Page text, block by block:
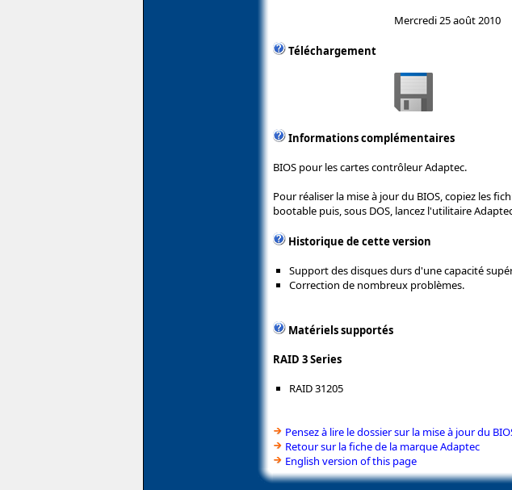
Mercredi 25 août 2010
Téléchargement
Informations complémentaires
BIOS pour les cartes contrôleur Adaptec.
Pour réaliser la mise à jour du BIOS, copiez les
bootable puis, sous DOS, lancez l'utilitaire
Historique de cette version
Support des disques durs d'une capacité
Correction de nombreux problèmes.
Matériels supportés
RAID 3 Series
RAID 31205
Pensez à lire le dossier sur la mise à jour du
Retour sur la fiche de la marque Adaptec
English version of this page